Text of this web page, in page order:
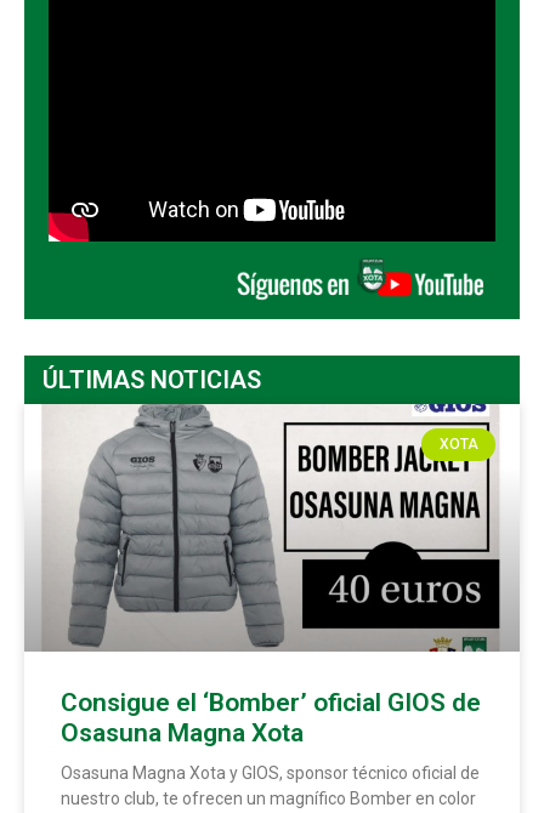
ÚLTIMAS NOTICIAS
XOTA
Consigue el ‘Bomber’ oficial GIOS de
Osasuna Magna Xota
Osasuna Magna Xota y GIOS, sponsor técnico oficial de
nuestro club, te ofrecen un magnífico Bomber en color